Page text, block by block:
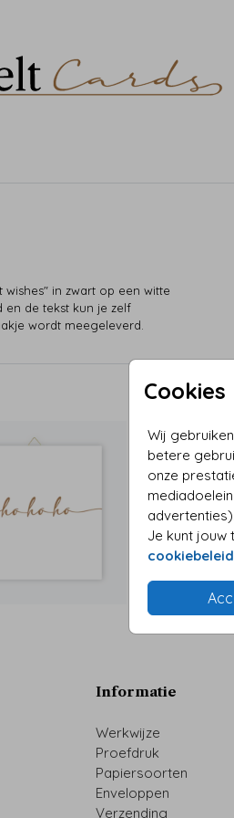
Cookies
Wij
betere
onze
advertenties).
Je kunt jouw
cookiebeleid
in zwart op een witte
de tekst kun je zelf
wordt meegeleverd.
Informatie
Werkwijze
Proefdruk
Papiersoorten
Enveloppen
Verzending